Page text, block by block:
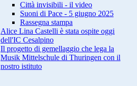
Città invisibili - il video
Suoni di Pace - 5 giugno 2025
Rassegna stampa
Alice Lina Castelli è stata ospite oggi
dell'IC Cesalpino
Il progetto di gemellaggio che lega la
Musik Mittelschule di Thuringen con il
nostro istituto